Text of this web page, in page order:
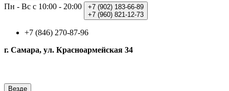
Пн - Вс с 10:00 - 20:00 +7 (902) 183-66-89
+7 (960) 821-12-73
+7 (846) 270-87-96
г. Самара, ул. Красноармейская 34
Везде